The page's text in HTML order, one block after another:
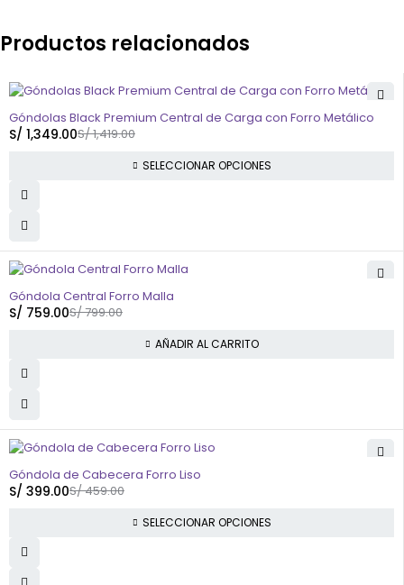
Productos relacionados
-5%
Góndolas Black Premium Central de Carga con Forro Metálico
S/1,419.00
S/ 1,349.00
SELECCIONAR OPCIONES
-5%
Góndola Central Forro Malla
S/799.00
S/ 759.00
AÑADIR AL CARRITO
-13%
Góndola de Cabecera Forro Liso
S/459.00
S/ 399.00
SELECCIONAR OPCIONES